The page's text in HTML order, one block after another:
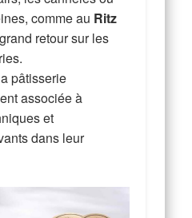
comme au Ritz
retour sur les
pâtisserie
associée à
et
dans leur